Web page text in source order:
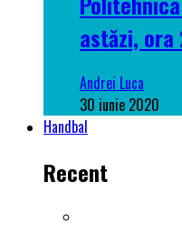
astăzi, ora
Andrei Luca
30 iunie 2020
Handbal
Recent